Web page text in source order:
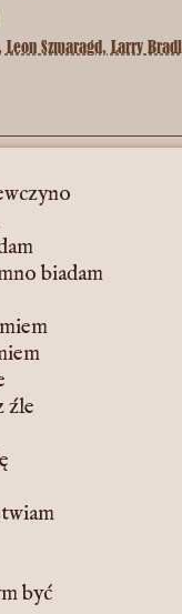
Leon Szmaragd, Larry
biadam
źle
być